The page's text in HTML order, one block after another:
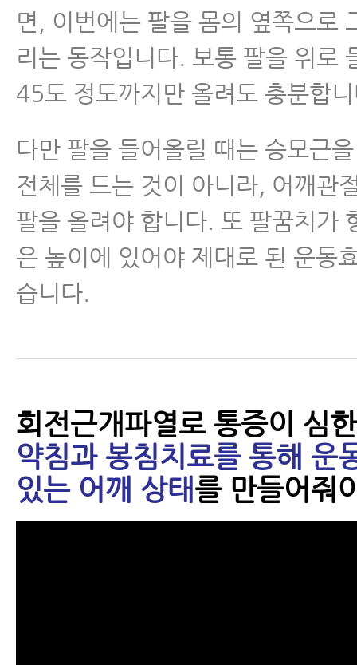
면, 이번에는 팔을 몸의 옆쪽으로
리는 동작입니다. 보통 팔을 위로
45도 정도까지만 올려도 충분합
다만 팔을 들어올릴 때는 승모근
전체를 드는 것이 아니라, 어깨관
팔을 올려야 합니다. 또 팔꿈치가
은 높이에 있어야 제대로 된 운동
습니다.
회전근개파열로 통증이 심
약침과 봉침치료를 통해 운
있는 어깨 상태를 만들어줘